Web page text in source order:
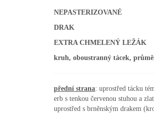
NEPASTERIZOVANÉ
DRAK
EXTRA CHMELENÝ LEŽÁK
kruh, oboustranný tácek,
přední strana: uprostřed tácku
erb s tenkou červenou stuhou a
uprostřed s brněnským drakem